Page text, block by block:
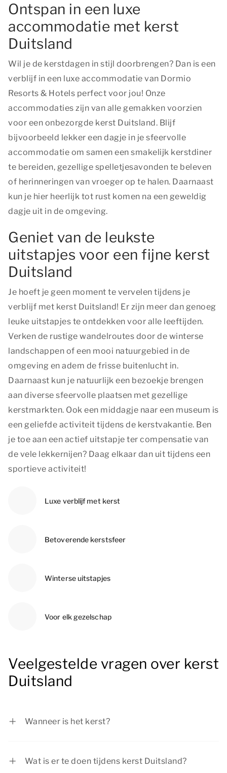
Ontspan in een luxe
accommodatie met kerst
Duitsland
Wil je de kerstdagen in stijl doorbrengen? Dan is een
verblijf in een luxe accommodatie van Dormio
Resorts & Hotels perfect voor jou! Onze
accommodaties zijn van alle gemakken voorzien
voor een onbezorgde kerst Duitsland. Blijf
bijvoorbeeld lekker een dagje in je sfeervolle
accommodatie om samen een smakelijk kerstdiner
te bereiden, gezellige spelletjesavonden te beleven
of herinneringen van vroeger op te halen. Daarnaast
kun je hier heerlijk tot rust komen na een geweldig
dagje uit in de omgeving.
Geniet van de leukste
uitstapjes voor een fijne kerst
Duitsland
Je hoeft je geen moment te vervelen tijdens je
verblijf met kerst Duitsland! Er zijn meer dan genoeg
leuke uitstapjes te ontdekken voor alle leeftijden.
Verken de rustige wandelroutes door de winterse
landschappen of een mooi natuurgebied in de
omgeving en adem de frisse buitenlucht in.
Daarnaast kun je natuurlijk een bezoekje brengen
aan diverse sfeervolle plaatsen met gezellige
kerstmarkten. Ook een middagje naar een museum is
een geliefde activiteit tijdens de kerstvakantie. Ben
je toe aan een actief uitstapje ter compensatie van
de vele lekkernijen? Daag elkaar dan uit tijdens een
sportieve activiteit!
Luxe verblijf met kerst
Betoverende kerstsfeer
Winterse uitstapjes
Voor elk gezelschap
Veelgestelde vragen over kerst
Duitsland
Wanneer is het kerst?
Wat is er te doen tijdens kerst Duitsland?